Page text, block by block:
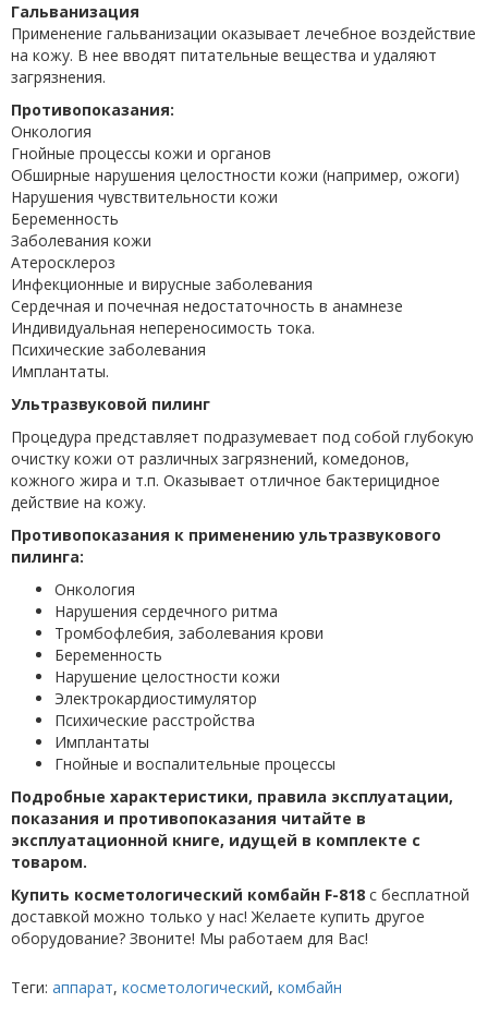
Гальванизация
Применение гальванизации оказывает лечебное воздействие
на кожу. В нее вводят питательные вещества и удаляют
загрязнения.
Противопоказания:
Онкология
Гнойные процессы кожи и органов
Обширные нарушения целостности кожи (например, ожоги)
Нарушения чувствительности кожи
Беременность
Заболевания кожи
Атеросклероз
Инфекционные и вирусные заболевания
Сердечная и почечная недостаточность в анамнезе
Индивидуальная непереносимость тока.
Психические заболевания
Имплантаты.
Ультразвуковой пилинг
Процедура представляет подразумевает под собой глубокую
очистку кожи от различных загрязнений, комедонов,
кожного жира и т.п. Оказывает отличное бактерицидное
действие на кожу.
Противопоказания к применению ультразвукового
пилинга:
Онкология
Нарушения сердечного ритма
Тромбофлебия, заболевания крови
Беременность
Нарушение целостности кожи
Электрокардиостимулятор
Психические расстройства
Имплантаты
Гнойные и воспалительные процессы
Подробные характеристики, правила эксплуатации,
показания и противопоказания читайте в
эксплуатационной книге, идущей в комплекте с
товаром.
Купить косметологический комбайн F-818 с бесплатной
доставкой можно только у нас! Желаете купить другое
оборудование? Звоните! Мы работаем для Вас!
Теги: аппарат, косметологический, комбайн